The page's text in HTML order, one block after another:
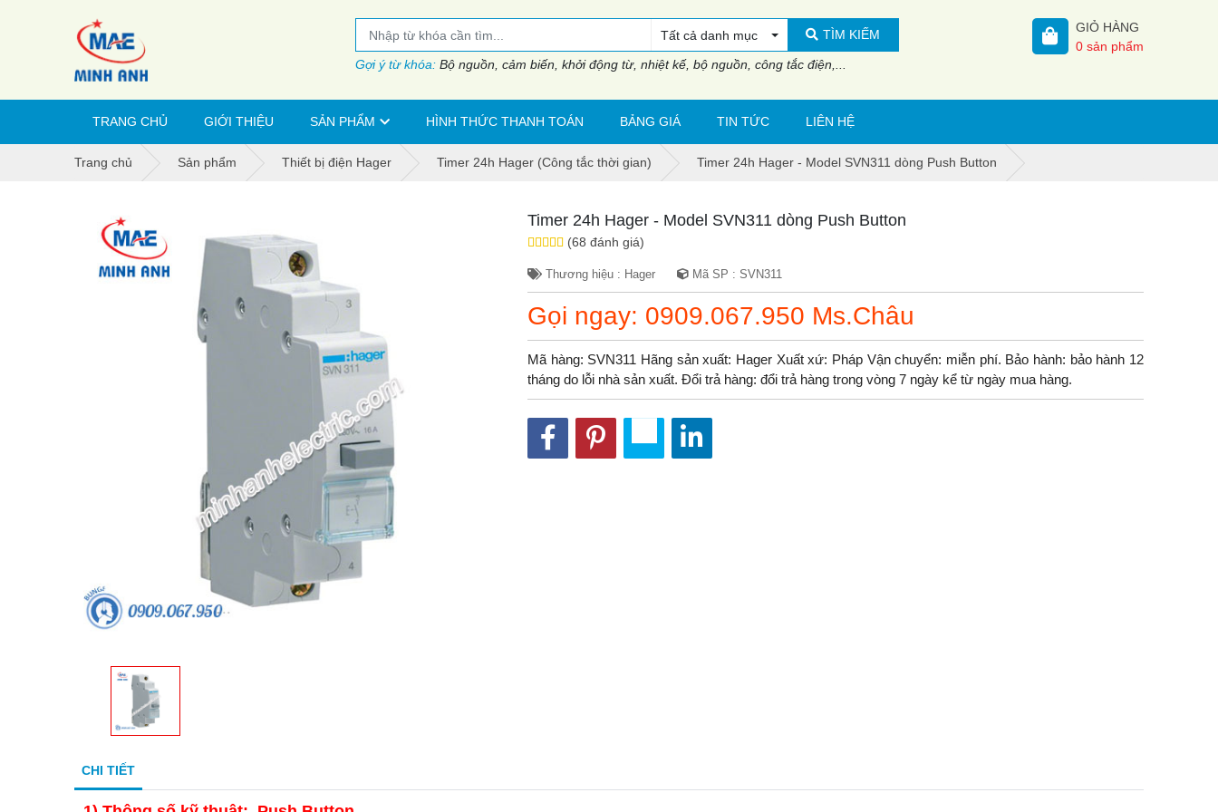
Tất cả danh mục TÌM KIẾM
Gợi ý từ khóa: Bộ nguồn, cảm biến, khởi động từ, nhiệt kế, bộ nguồn, công tắc điện,...
GIỎ HÀNG
0 sản phẩm
TRANG CHỦ GIỚI THIỆU SẢN PHẨM HÌNH THỨC THANH TOÁN BẢNG GIÁ TIN TỨC LIÊN HỆ
Trang chủ Sản phẩm Thiết bị điện Hager Timer 24h Hager (Công tắc thời gian) Timer 24h Hager - Model SVN311 dòng Push Button
Timer 24h Hager - Model SVN311 dòng Push Button
(68 đánh giá)
Thương hiệu : Hager Mã SP : SVN311
Gọi ngay: 0909.067.950 Ms.Châu
Mã hàng: SVN311 Hãng sản xuất: Hager Xuất xứ: Pháp Vận chuyển: miễn phí. Bảo hành: bảo hành 12
tháng do lỗi nhà sản xuất. Đổi trả hàng: đổi trả hàng trong vòng 7 ngày kể từ ngày mua hàng.
CHI TIẾT